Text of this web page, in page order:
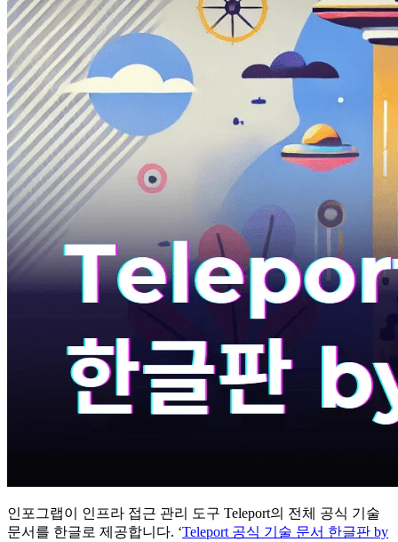
인포그랩이 인프라 접근 관리 도구 Teleport의 전체 공식 기술
문서를 한글로 제공합니다. ‘Teleport 공식 기술 문서 한글판 by